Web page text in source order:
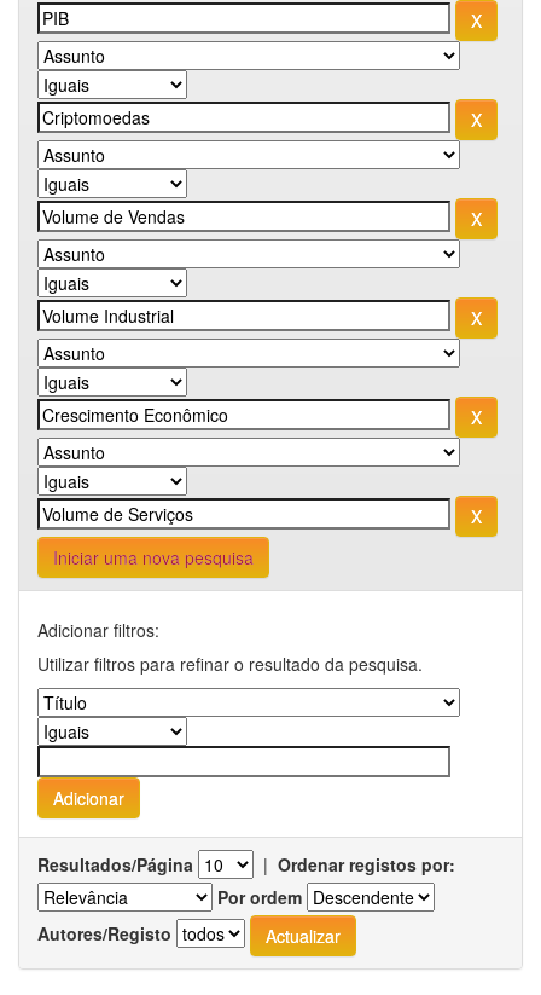
Iniciar uma nova pesquisa
Adicionar filtros:
Utilizar filtros para refinar o resultado da pesquisa.
Resultados/Página | Ordenar registos por:
Por ordem
Autores/Registo